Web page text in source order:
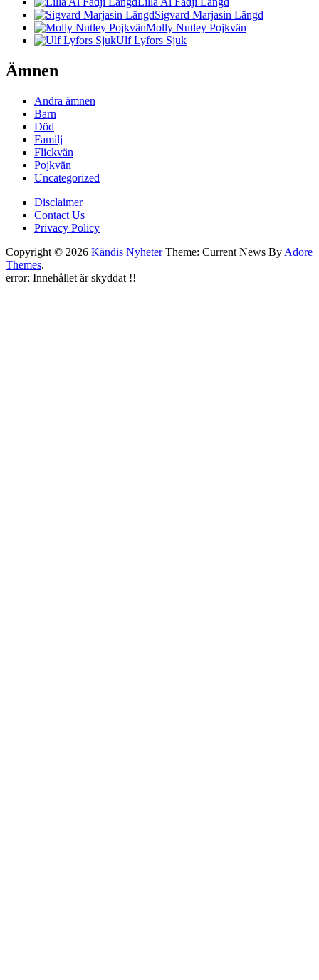
Sigvard Marjasin Längd
Molly Nutley Pojkvän
Ulf Lyfors Sjuk
Ämnen
Andra ämnen
Barn
Död
Familj
Flickvän
Pojkvän
Uncategorized
Disclaimer
Contact Us
Privacy Policy
Copyright © 2026 Kändis NyheterTheme: Current News By Adore
Themes.
error: Innehållet är skyddat !!